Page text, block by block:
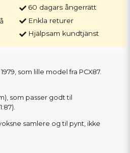
60 dagars ångerrätt
Enkla returer
Hjälpsam kundtjänst
som lille model fra PCX87.
som passer godt til
samlere og til pynt, ikke